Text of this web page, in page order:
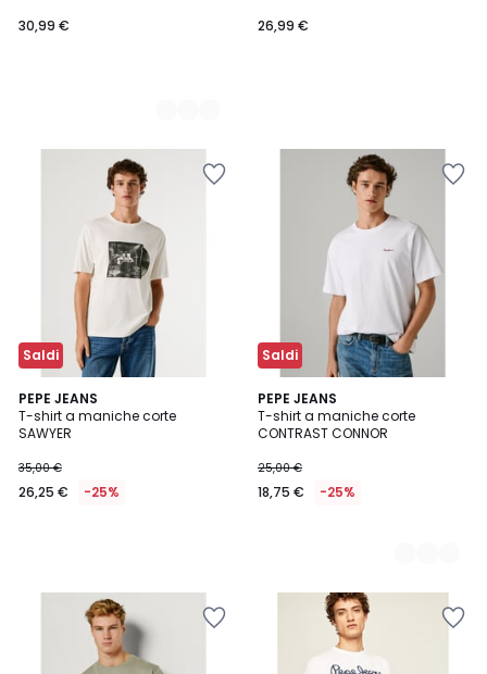
30,99 €
26,99 €
Saldi
PEPE JEANS
T-shirt a maniche corte
SAWYER
35,00 €
26,25 € -25%
Saldi
PEPE JEANS
T-shirt a maniche corte
CONTRAST CONNOR
25,00 €
18,75 € -25%
4
Colori